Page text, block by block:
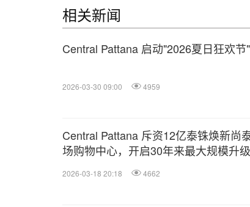
相关新闻
Central Pattana 启动"2026夏日狂欢节"
2026-03-30 09:00 4959
Central Pattana 斥资12亿泰铢焕新尚
场购物中心，开启30年来最大规模升
2026-03-18 20:18 4662